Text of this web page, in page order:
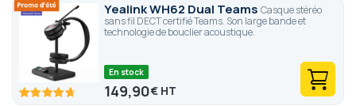
Yealink WH62 Dual Teams Casque stéréo
sans fil DECT certifié Teams. Son large bande et
technologie de bouclier acoustique.
94.2100
En stock
149,90€